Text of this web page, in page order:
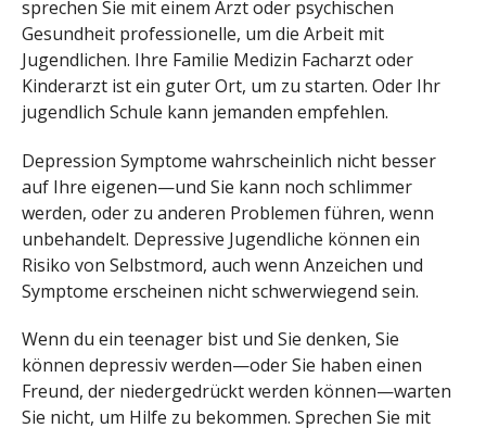
sprechen Sie mit einem Arzt oder psychischen
Gesundheit professionelle, um die Arbeit mit
Jugendlichen. Ihre Familie Medizin Facharzt oder
Kinderarzt ist ein guter Ort, um zu starten. Oder Ihr
jugendlich Schule kann jemanden empfehlen.
Depression Symptome wahrscheinlich nicht besser
auf Ihre eigenen—und Sie kann noch schlimmer
werden, oder zu anderen Problemen führen, wenn
unbehandelt. Depressive Jugendliche können ein
Risiko von Selbstmord, auch wenn Anzeichen und
Symptome erscheinen nicht schwerwiegend sein.
Wenn du ein teenager bist und Sie denken, Sie
können depressiv werden—oder Sie haben einen
Freund, der niedergedrückt werden können—warten
Sie nicht, um Hilfe zu bekommen. Sprechen Sie mit